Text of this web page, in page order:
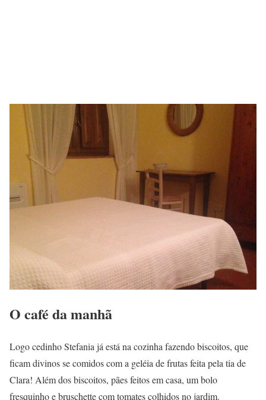
O café da manhã
Logo cedinho Stefania já está na cozinha fazendo biscoitos, que
ficam divinos se comidos com a geléia de frutas feita pela tia de
Clara! Além dos biscoitos, pães feitos em casa, um bolo
fresquinho e bruschette com tomates colhidos no jardim.